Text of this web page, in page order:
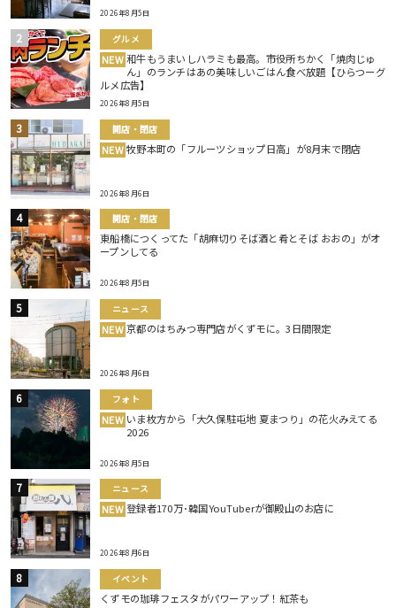
2026年8月5日
グルメ
NEW 和牛もうまいしハラミも最高。市役所ちかく「焼肉じゅ
ん」のランチはあの美味しいごはん食べ放題【ひらつーグ
ルメ広告】
2026年8月5日
開店・閉店
NEW 牧野本町の「フルーツショップ日高」が8月末で閉店
2026年8月6日
開店・閉店
東船橋につくってた「胡麻切りそば酒と肴とそば おおの」がオ
ープンしてる
2026年8月5日
ニュース
NEW 京都のはちみつ専門店がくずモに。3日間限定
2026年8月6日
フォト
NEW いま枚方から「大久保駐屯地 夏まつり」の花火みえてる
2026
2026年8月5日
ニュース
NEW 登録者170万･韓国YouTuberが御殿山のお店に
2026年8月6日
イベント
くずモの珈琲フェスタがパワーアップ！紅茶も